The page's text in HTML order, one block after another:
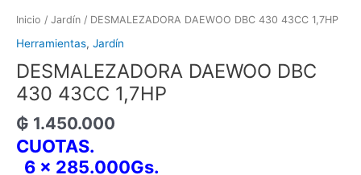
Inicio / Jardín / DESMALEZADORA DAEWOO DBC 430 43CC 1,7HP
Herramientas, Jardín
DESMALEZADORA DAEWOO DBC
430 43CC 1,7HP
₲ 1.450.000
CUOTAS.
6 x 285.000Gs.